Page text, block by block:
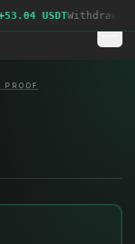
USDTWithdrawn
PROOF